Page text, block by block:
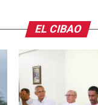
EL CIBAO